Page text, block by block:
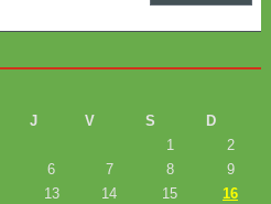
J V S D
1
2
6 7 8
9
13 14 15
16